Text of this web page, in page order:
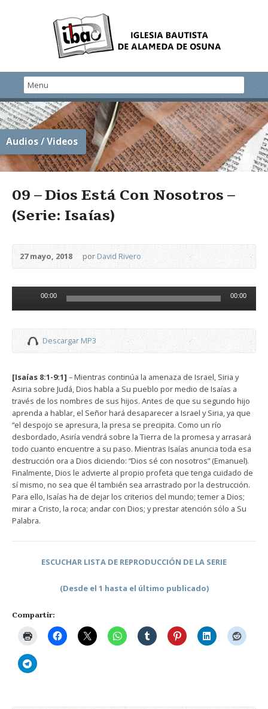
Audios / Videos
09 – Dios Está Con Nosotros –
(Serie: Isaías)
27 mayo, 2018 porDavid Rivero
Reproductor
00:00 00:00
Descargar MP3
[Isaías 8:1-9:1] – Mientras continúa la amenaza de Israel, Siria y
Asiria sobre Judá, Dios habla a Su pueblo por medio de Isaías a
través de los nombres de sus hijos. Antes de que su segundo hijo
aprenda a hablar, el Señor hará desaparecer a Israel y Siria, ya que
“el despojo se apresura, la presa se precipita. Como un río
desbordado, Asiría vendrá sobre la Tierra de la promesa y arrasará
todo cuanto encuentre a su paso. Mientras Isaías anuncia toda esa
destrucción ora a Dios diciendo: “Dios sé con nosotros” (Emanuel).
Finalmente, Dios le advierte al propio profeta que tenga cuidado de
sí mismo, no sea que él también sea arrastrado por la destrucción.
Para ello, Isaías ha de dejar los criterios del mundo; temer a Dios;
mirar a Cristo, la roca; andar con Dios; y prestar atención sólo a Su
Palabra.
ESCUCHAR LISTA DE REPRODUCCIÓN DE LA SERIE
(Desde el 1 hasta el último publicado)
Compartir: